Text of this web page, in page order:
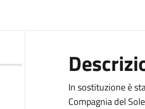
In sostituzione è
Compagnia del